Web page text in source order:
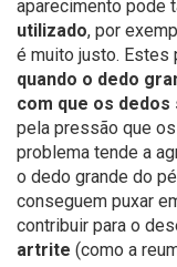
aparecimento pode
utilizado, por
é muito justo. Estes
quando o dedo
com que os dedos
pela pressão que
problema tende a
o dedo grande do
conseguem puxar
contribuir para o
artrite (como a